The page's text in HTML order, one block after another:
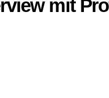
mit